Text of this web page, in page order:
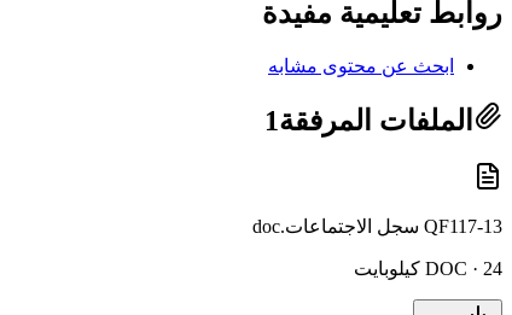
روابط تعليمية مفيدة
ابحث عن محتوى مشابه
الملفات المرفقة1
QF117-13 سجل الاجتماعات.doc
DOC · 24 كيلوبايت